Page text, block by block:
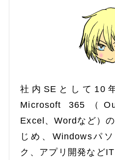
社内SEとして10
Microsoft 365（
Excel、Wordなど）
じめ、Windowsパ
ク、アプリ開発など